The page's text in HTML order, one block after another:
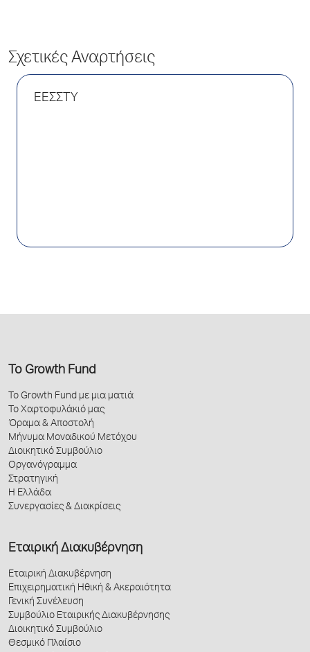
Σχετικές Αναρτήσεις
ΕΕΣΣΤΥ
Το Growth Fund
Το Growth Fund με μια ματιά
Το Χαρτοφυλάκιό μας
Όραμα & Αποστολή
Μήνυμα Μοναδικού Μετόχου
Διοικητικό Συμβούλιο
Οργανόγραμμα
Στρατηγική
Η Ελλάδα
Συνεργασίες & Διακρίσεις
Εταιρική Διακυβέρνηση
Εταιρική Διακυβέρνηση
Επιχειρηματική Ηθική & Ακεραιότητα
Γενική Συνέλευση
Συμβούλιο Εταιρικής Διακυβέρνησης
Διοικητικό Συμβούλιο
Θεσμικό Πλαίσιο